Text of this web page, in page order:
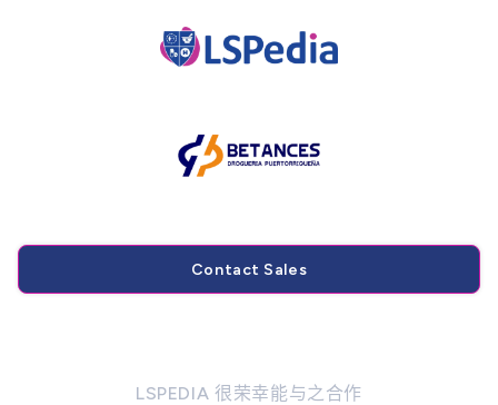
Contact Sales
LSPEDIA 很荣幸能与之合作